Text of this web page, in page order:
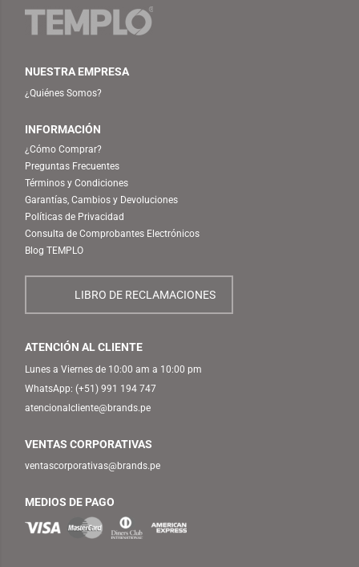
NUESTRA EMPRESA
¿Quiénes Somos?
INFORMACIÓN
¿Cómo Comprar?
Preguntas Frecuentes
Términos y Condiciones
Garantías, Cambios y Devoluciones
Políticas de Privacidad
Consulta de Comprobantes Electrónicos
Blog TEMPLO
LIBRO DE RECLAMACIONES
ATENCIÓN AL CLIENTE
Lunes a Viernes de 10:00 am a 10:00 pm
WhatsApp: (+51) 991 194 747
atencionalcliente@brands.pe
VENTAS CORPORATIVAS
ventascorporativas@brands.pe
MEDIOS DE PAGO